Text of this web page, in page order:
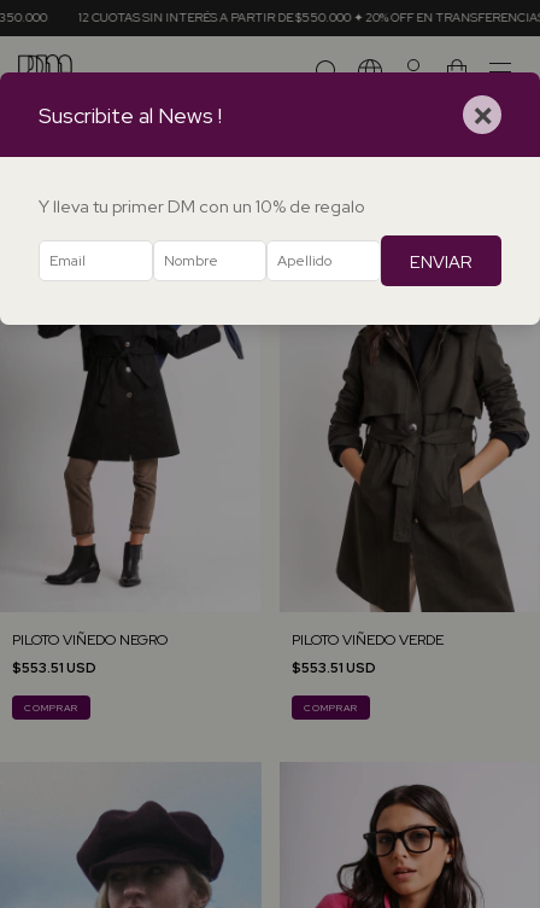
INTERÉS A PARTIR DE $550.000 ✦ 20% OFF EN TRANSFERENCIAS ✦ ENVÍOS GRATIS EN
0
PILOTO VIÑEDO NEGRO
$553.51 USD
COMPRAR
PILOTO VIÑEDO VERDE
$553.51 USD
COMPRAR
Suscribite al News ! ×
Y lleva tu primer DM con un 10% de regalo
ENVIAR